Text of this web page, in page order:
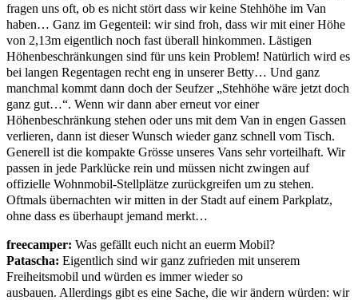
fragen uns oft, ob es nicht stört dass wir keine Stehhöhe im Van
haben… Ganz im Gegenteil: wir sind froh, dass wir mit einer Höhe
von 2,13m eigentlich noch fast überall hinkommen. Lästigen
Höhenbeschränkungen sind für uns kein Problem! Natürlich wird es
bei langen Regentagen recht eng in unserer Betty… Und ganz
manchmal kommt dann doch der Seufzer „Stehhöhe wäre jetzt doch
ganz gut…“. Wenn wir dann aber erneut vor einer
Höhenbeschränkung stehen oder uns mit dem Van in engen Gassen
verlieren, dann ist dieser Wunsch wieder ganz schnell vom Tisch.
Generell ist die kompakte Grösse unseres Vans sehr vorteilhaft. Wir
passen in jede Parklücke rein und müssen nicht zwingen auf
offizielle Wohnmobil-Stellplätze zurückgreifen um zu stehen.
Oftmals übernachten wir mitten in der Stadt auf einem Parkplatz,
ohne dass es überhaupt jemand merkt…
freecamper: Was gefällt euch nicht an euerm Mobil?
Patascha: Eigentlich sind wir ganz zufrieden mit unserem
Freiheitsmobil und würden es immer wieder so
ausbauen. Allerdings gibt es eine Sache, die wir ändern würden: wir